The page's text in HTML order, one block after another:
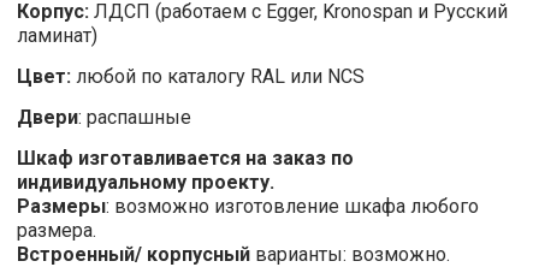
Корпус: ЛДСП (работаем с Egger, Kronospan и Русский
ламинат)
Цвет: любой по каталогу RAL или NCS
Двери: распашные
Шкаф изготавливается на заказ по
индивидуальному проекту.
Размеры: возможно изготовление шкафа любого
размера.
Встроенный/ корпусный варианты: возможно.